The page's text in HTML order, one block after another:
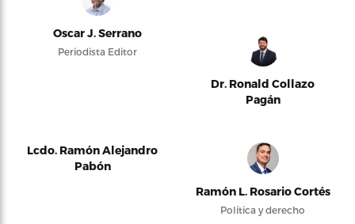
Oscar J. Serrano
Periodista Editor
Dr. Ronald Collazo
Pagán
Lcdo. Ramón Alejandro
Pabón
Ramón L. Rosario Cortés
Política y derecho